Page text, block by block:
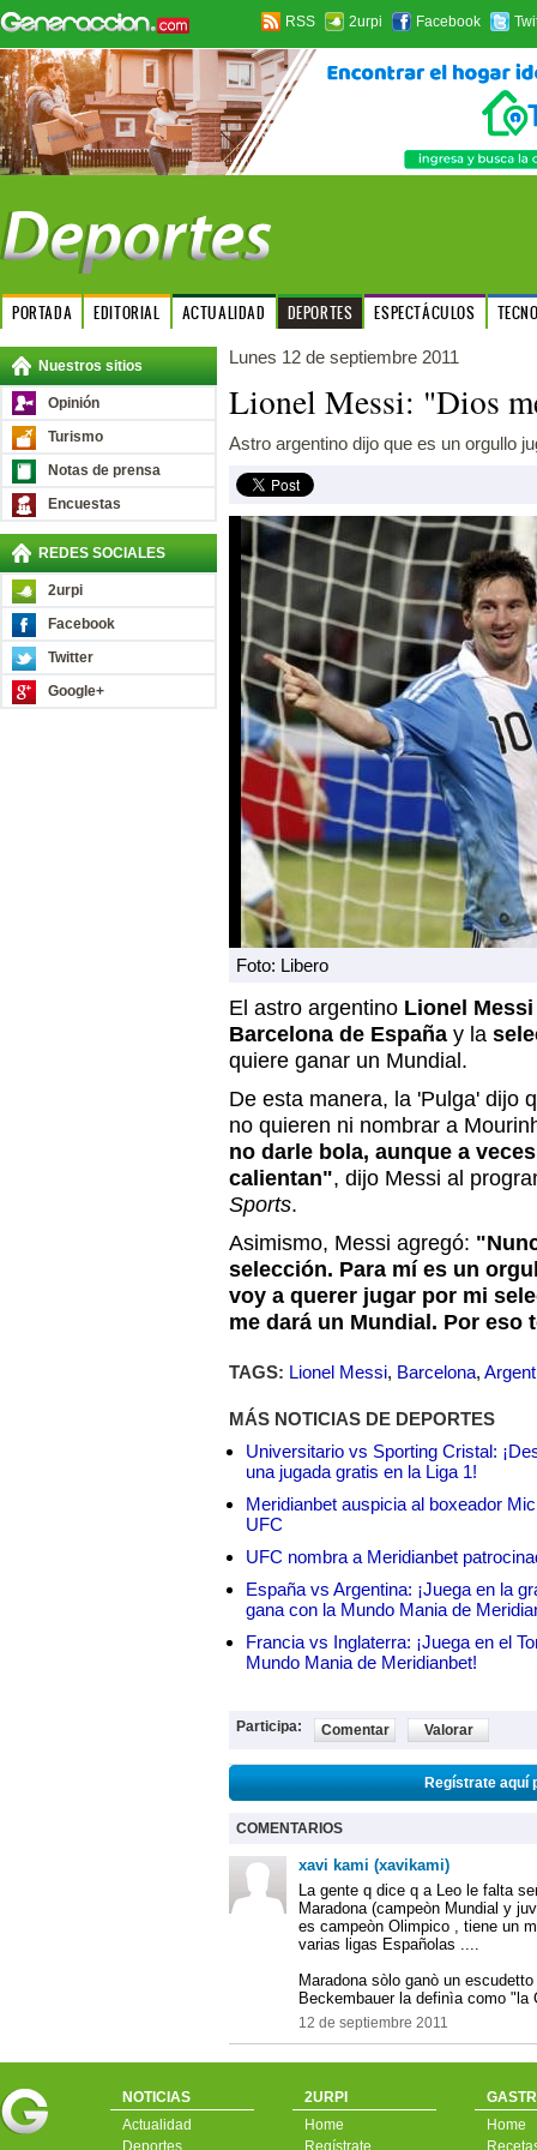
RSS 2urpi Facebook
PORTADA EDITORIAL ACTUALIDAD DEPORTES ESPECTÁCULOS
Nuestros sitios
Opinión
Turismo
Notas de prensa
Encuestas
REDES SOCIALES
2urpi
Facebook
Twitter
Google+
Lunes 12 de septiembre 2011
Lionel Messi: "Dios
Astro argentino dijo que es un orgullo
Foto: Libero
El astro argentino Lionel Messi
Barcelona de España y la
quiere ganar un Mundial.
De esta manera, la 'Pulga' dijo
no quieren ni nombrar a
no darle bola, aunque a
calientan", dijo Messi al
Sports.
Asimismo, Messi agregó:
selección. Para mí es un
voy a querer jugar por mi
me dará un Mundial. Por eso
TAGS: Lionel Messi, Barcelona,
MÁS NOTICIAS DE DEPORTES
Universitario vs Sporting Cristal:
una jugada gratis en la Liga 1!
Meridianbet auspicia al boxeador
UFC
UFC nombra a Meridianbet
España vs Argentina: ¡Juega en la
gana con la Mundo Mania de
Francia vs Inglaterra: ¡Juega en el
Mundo Mania de Meridianbet!
Participa: Comentar Valorar
Regístrate aquí
COMENTARIOS
xavi kami (xavikami)
La gente q dice q a Leo le falta
Maradona (campeòn Mundial y
es campeòn Olimpico , tiene un
varias ligas Españolas ....
Maradona sòlo ganò un
Beckembauer la definìa como "la
12 de septiembre 2011
NOTICIAS
Actualidad
Deportes
2URPI
Home
Regístrate
Home